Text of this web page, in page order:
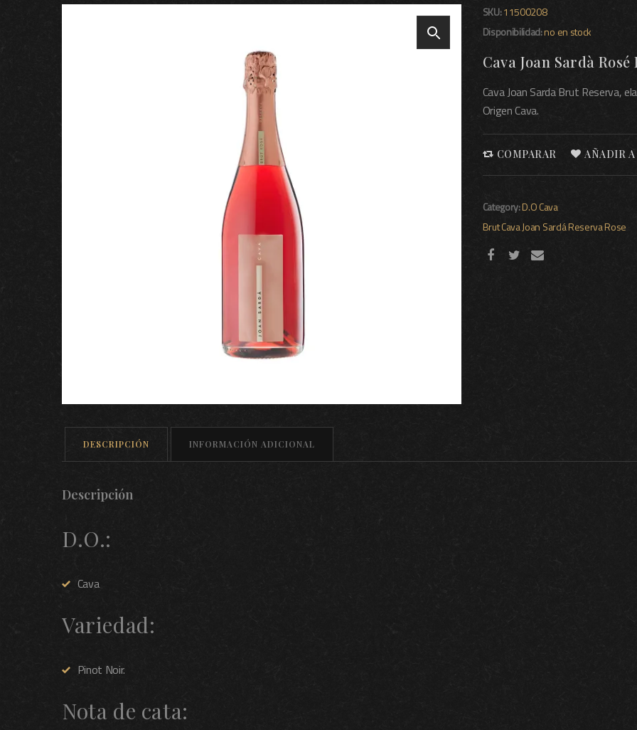
SKU:11500208
Disponibilidad:no en stock
Cava Joan Sardà
Cava Joan Sarda Brut Reserva,
Origen Cava.
COMPARAR AÑADIR
Category:D.O Cava
BrutCavaJoan SardáReservaRose
DESCRIPCIÓN INFORMACIÓN ADICIONAL
Descripción
D.O.:
Cava
Variedad:
Pinot Noir.
Nota de cata: